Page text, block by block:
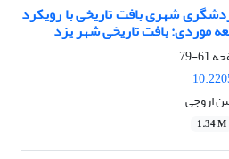
شهری بافت تاریخی با رویکرد
موردی: بافت تاریخی شهر یزد
61-79
اروجی
1.34 M